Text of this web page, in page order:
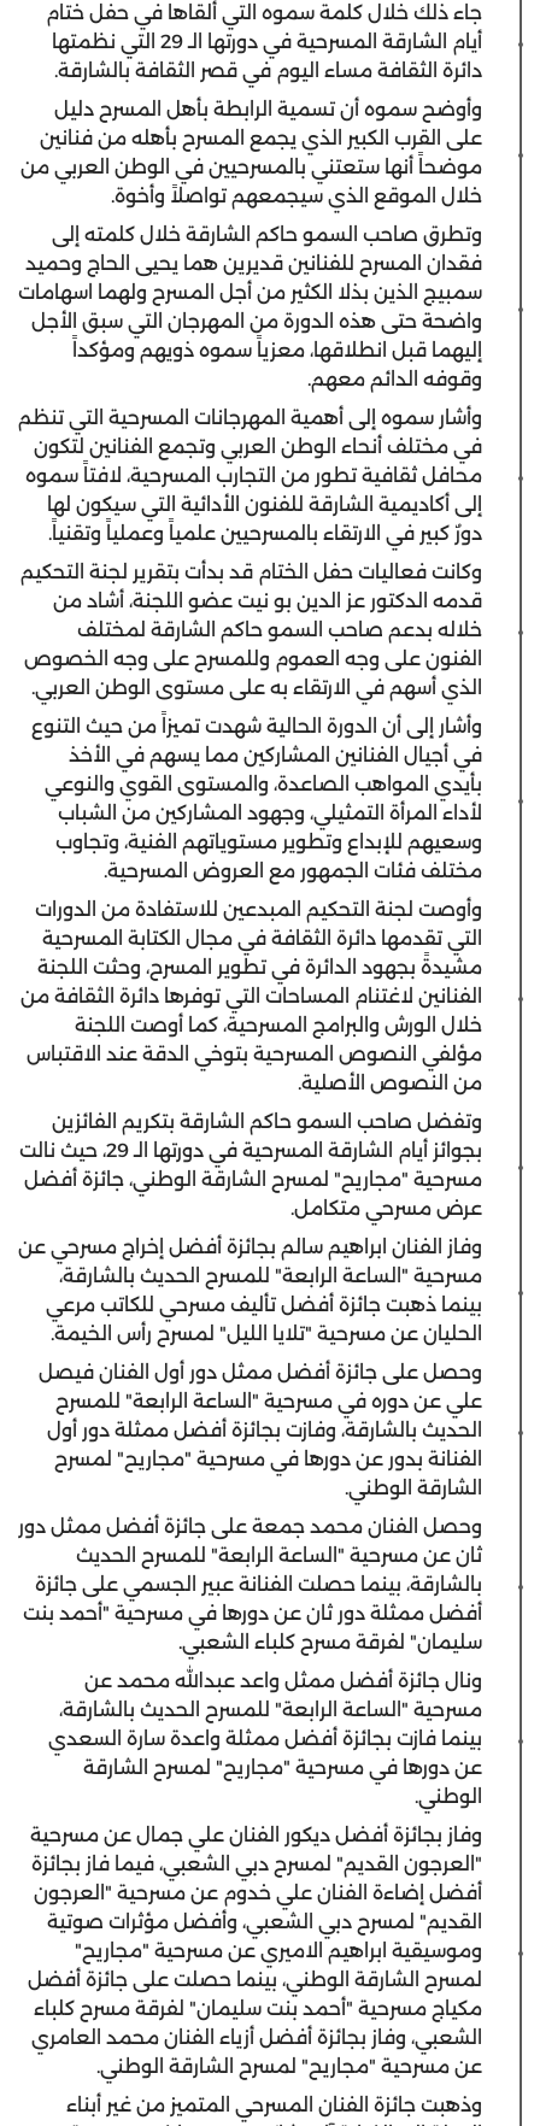
جاء ذلك خلال كلمة سموه التي ألقاها في حفل ختام
أيام الشارقة المسرحية في دورتها الـ 29 التي نظمتها
دائرة الثقافة مساء اليوم في قصر الثقافة بالشارقة.
وأوضح سموه أن تسمية الرابطة بأهل المسرح دليل
على القرب الكبير الذي يجمع المسرح بأهله من فنانين
موضحاً أنها ستعتني بالمسرحيين في الوطن العربي من
خلال الموقع الذي سيجمعهم تواصلاً وأخوة.
وتطرق صاحب السمو حاكم الشارقة خلال كلمته إلى
فقدان المسرح للفنانين قديرين هما يحيى الحاج وحميد
سمبيج الذين بذلا الكثير من أجل المسرح ولهما اسهامات
واضحة حتى هذه الدورة من المهرجان التي سبق الأجل
إليهما قبل انطلاقها، معزياً سموه ذويهم ومؤكداً
وقوفه الدائم معهم.
وأشار سموه إلى أهمية المهرجانات المسرحية التي تنظم
في مختلف أنحاء الوطن العربي وتجمع الفنانين لتكون
محافل ثقافية تطور من التجارب المسرحية، لافتاً سموه
إلى أكاديمية الشارقة للفنون الأدائية التي سيكون لها
دورٌ كبير في الارتقاء بالمسرحيين علمياً وعملياً وتقنياً.
وكانت فعاليات حفل الختام قد بدأت بتقرير لجنة التحكيم
قدمه الدكتور عز الدين بو نيت عضو اللجنة، أشاد من
خلاله بدعم صاحب السمو حاكم الشارقة لمختلف
الفنون على وجه العموم وللمسرح على وجه الخصوص
الذي أسهم في الارتقاء به على مستوى الوطن العربي.
وأشار إلى أن الدورة الحالية شهدت تميزاً من حيث التنوع
في أجيال الفنانين المشاركين مما يسهم في الأخذ
بأيدي المواهب الصاعدة، والمستوى القوي والنوعي
لأداء المرأة التمثيلي، وجهود المشاركين من الشباب
وسعيهم للإبداع وتطوير مستوياتهم الفنية، وتجاوب
مختلف فئات الجمهور مع العروض المسرحية.
وأوصت لجنة التحكيم المبدعين للاستفادة من الدورات
التي تقدمها دائرة الثقافة في مجال الكتابة المسرحية
مشيدةً بجهود الدائرة في تطوير المسرح، وحثت اللجنة
الفنانين لاغتنام المساحات التي توفرها دائرة الثقافة من
خلال الورش والبرامج المسرحية، كما أوصت اللجنة
مؤلفي النصوص المسرحية بتوخي الدقة عند الاقتباس
من النصوص الأصلية.
وتفضل صاحب السمو حاكم الشارقة بتكريم الفائزين
بجوائز أيام الشارقة المسرحية في دورتها الـ 29، حيث نالت
مسرحية "مجاريح" لمسرح الشارقة الوطني، جائزة أفضل
عرض مسرحي متكامل.
وفاز الفنان ابراهيم سالم بجائزة أفضل إخراج مسرحي عن
مسرحية "الساعة الرابعة" للمسرح الحديث بالشارقة،
بينما ذهبت جائزة أفضل تأليف مسرحي للكاتب مرعي
الحليان عن مسرحية "تلايا الليل" لمسرح رأس الخيمة.
وحصل على جائزة أفضل ممثل دور أول الفنان فيصل
علي عن دوره في مسرحية "الساعة الرابعة" للمسرح
الحديث بالشارقة، وفازت بجائزة أفضل ممثلة دور أول
الفنانة بدور عن دورها في مسرحية "مجاريح" لمسرح
الشارقة الوطني.
وحصل الفنان محمد جمعة على جائزة أفضل ممثل دور
ثان عن مسرحية "الساعة الرابعة" للمسرح الحديث
بالشارقة، بينما حصلت الفنانة عبير الجسمي على جائزة
أفضل ممثلة دور ثان عن دورها في مسرحية "أحمد بنت
سليمان" لفرقة مسرح كلباء الشعبي.
ونال جائزة أفضل ممثل واعد عبدالله محمد عن
مسرحية "الساعة الرابعة" للمسرح الحديث بالشارقة،
بينما فازت بجائزة أفضل ممثلة واعدة سارة السعدي
عن دورها في مسرحية "مجاريح" لمسرح الشارقة
الوطني.
وفاز بجائزة أفضل ديكور الفنان علي جمال عن مسرحية
"العرجون القديم" لمسرح دبي الشعبي، فيما فاز بجائزة
أفضل إضاءة الفنان علي خدوم عن مسرحية "العرجون
القديم" لمسرح دبي الشعبي، وأفضل مؤثرات صوتية
وموسيقية ابراهيم الاميري عن مسرحية "مجاريح"
لمسرح الشارقة الوطني، بينما حصلت على جائزة أفضل
مكياج مسرحية "أحمد بنت سليمان" لفرقة مسرح كلباء
الشعبي، وفاز بجائزة أفضل أزياء الفنان محمد العامري
عن مسرحية "مجاريح" لمسرح الشارقة الوطني.
وذهبت جائزة الفنان المسرحي المتميز من غير أبناء